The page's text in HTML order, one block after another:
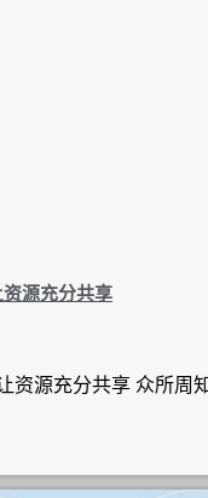
源充分共享
资源充分共享 众所周